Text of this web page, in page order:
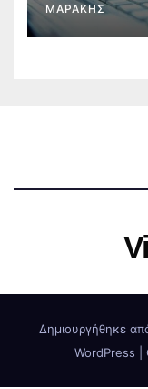
ΜΑΡΆΚΗΣ
Δημιουργήθηκε
WordPress